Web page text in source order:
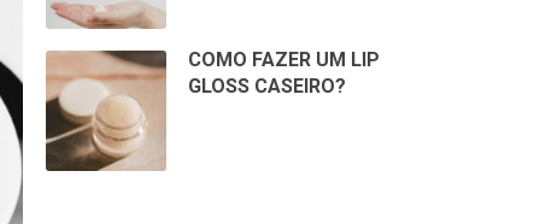
COMO FAZER UM LIP
GLOSS CASEIRO?